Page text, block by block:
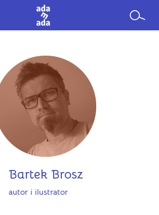
Bartek Brosz
autor i ilustrator